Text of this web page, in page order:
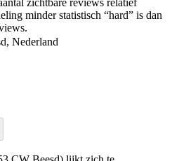
zichtbare reviews relatief
minder statistisch “hard” is dan
Nederland